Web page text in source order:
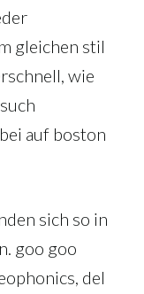
gleichen stil
wie
auf boston
sich so in
goo goo
del